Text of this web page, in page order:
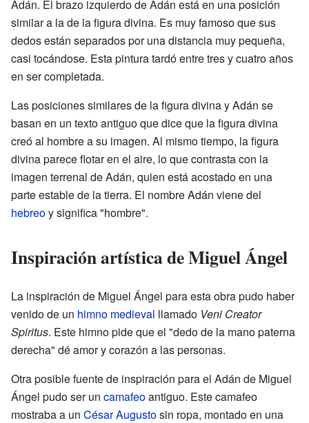
Adán. El brazo izquierdo de Adán está en una posición
similar a la de la figura divina. Es muy famoso que sus
dedos están separados por una distancia muy pequeña,
casi tocándose. Esta pintura tardó entre tres y cuatro años
en ser completada.
Las posiciones similares de la figura divina y Adán se
basan en un texto antiguo que dice que la figura divina
creó al hombre a su imagen. Al mismo tiempo, la figura
divina parece flotar en el aire, lo que contrasta con la
imagen terrenal de Adán, quien está acostado en una
parte estable de la tierra. El nombre Adán viene del
hebreoy significa "hombre".
Inspiración artística de Miguel Ángel
La inspiración de Miguel Ángel para esta obra pudo haber
venido de un himno medieval llamado Veni Creator
Spiritus. Este himno pide que el "dedo de la mano paterna
derecha" dé amor y corazón a las personas.
Otra posible fuente de inspiración para el Adán de Miguel
Ángel pudo ser un camafeoantiguo. Este camafeo
mostraba a un César Augustosin ropa, montado en una